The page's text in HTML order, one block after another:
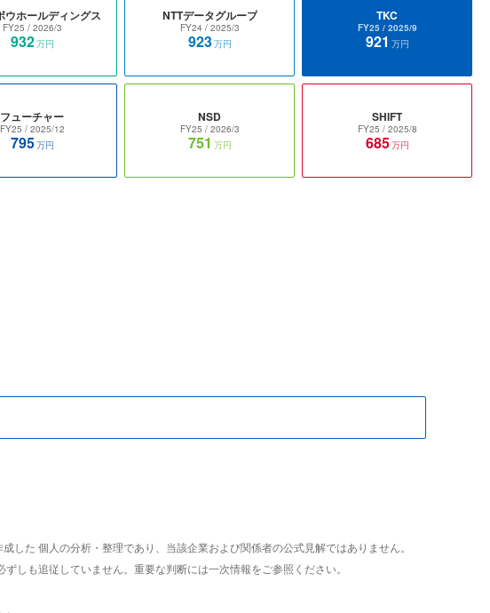
ウホールディングス
FY25 / 2026/3
932万円
NTTデータグループ
FY24 / 2025/3
923万円
TKC
FY25 / 2025/9
921 万円
フューチャー
FY25 / 2025/12
795万円
NSD
FY25 / 2026/3
751 万円
SHIFT
FY25 / 2025/8
685万円
した 個人の分析・整理であり、当該企業および関係者の公式見解ではありません。
しも追従していません。重要な判断には一次情報をご参照ください。